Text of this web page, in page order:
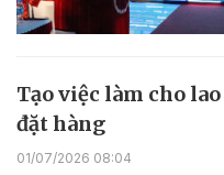
Tạo việc làm cho
đặt hàng
01/07/2026 08:04